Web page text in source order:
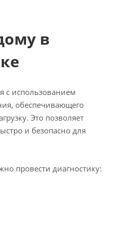
в
с использованием
обеспечивающего
Это позволяет
и безопасно для
провести диагностику: